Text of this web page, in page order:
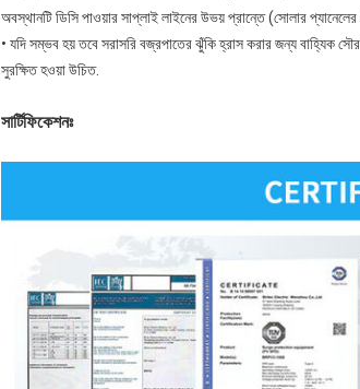
অবস্থানটি ডিসি পাওয়ার সাপ্লাই লাইনের উভয় প্রান্তে (সোলার প্যানেলের
• যদি সম্ভব হয় তবে সরাসরি বজ্রপাতের ঝুঁকি হ্রাস করার জন্য বাহ্যিক
সুরক্ষিত হওয়া উচিত.
সার্টিফিকেশনঃ